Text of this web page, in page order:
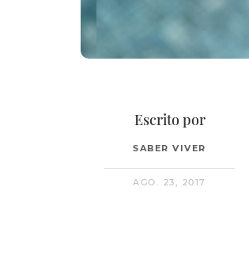
Escrito por
SABER VIVER
AGO. 23, 2017